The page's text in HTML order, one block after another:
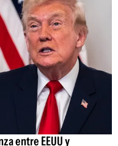
entre EEUU y